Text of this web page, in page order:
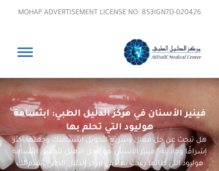
MOHAP ADVERTISEMENT LICENSE NO: 853IGN7D-020426
فينير الأسنان في مركز الدليل الطبي: ابتسامة
هوليود التي تحلم بها
هل تبحث عن حل فعال وسريع لتحويل ابتسامتك وجعلها أكثر
إشراقًا وجاذبية؟فينير الأسنان هو الحل الأمثل لتحقيق ابتسامة
هوليود التي طالما رغبت بها. في مركز الدليل الطبي، نقدم لك